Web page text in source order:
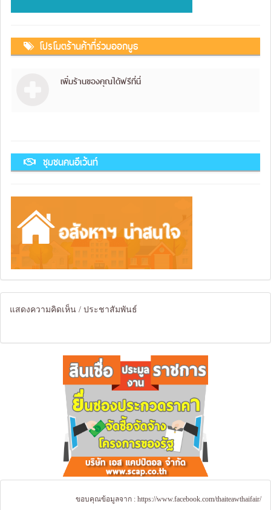
โปรโมตร้านค้าที่ร่วมออกบูธ
เพิ่มร้านของคุณได้ฟรีที่นี่
ชุมชนคนอีเว้นท์
แสดงความคิดเห็น / ประชาสัมพันธ์
ขอบคุณข้อมูลจาก : https://www.facebook.com/thaiteawthaifair/